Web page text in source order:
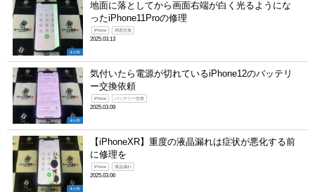
未分類
地面に落としてから画面右端が白く光るようにな
ったiPhone11Proの修理
iPhone 画面交換
2025.03.13
未分類
気付いたら電源が切れているiPhone12のバッテリ
ー交換依頼
iPhone バッテリー交換
2025.03.09
未分類
【iPhoneXR】重度の液晶漏れは症状が悪化する前
に修理を
iPhone 液晶漏れ
2025.03.06